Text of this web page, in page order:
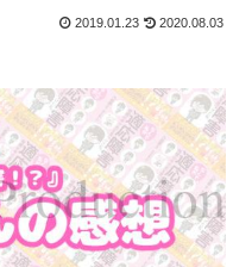
2019.01.23 2020.08.03